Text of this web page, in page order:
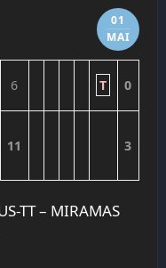
01
MAI
6 T 0
11 3